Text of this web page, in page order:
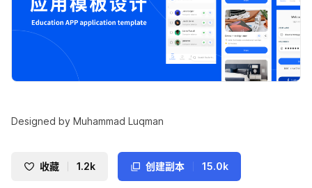
Designed by Muhammad Luqman
收藏 1.2k 创建副本 15.0k